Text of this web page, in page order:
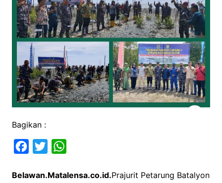
Bagikan :
c
i
a
Belawan.Matalensa.co.id.Prajurit Petarung Batalyon